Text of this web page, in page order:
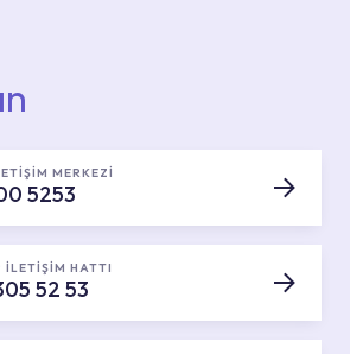
MERKEZİ
5253
İLETİŞİM HATTI
52 53